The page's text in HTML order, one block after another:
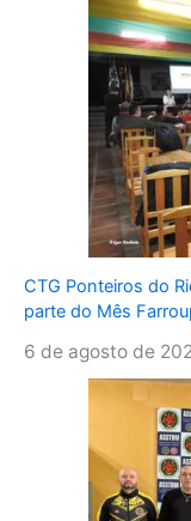
CTG Ponteiros do
parte do Mês
6 de agosto de